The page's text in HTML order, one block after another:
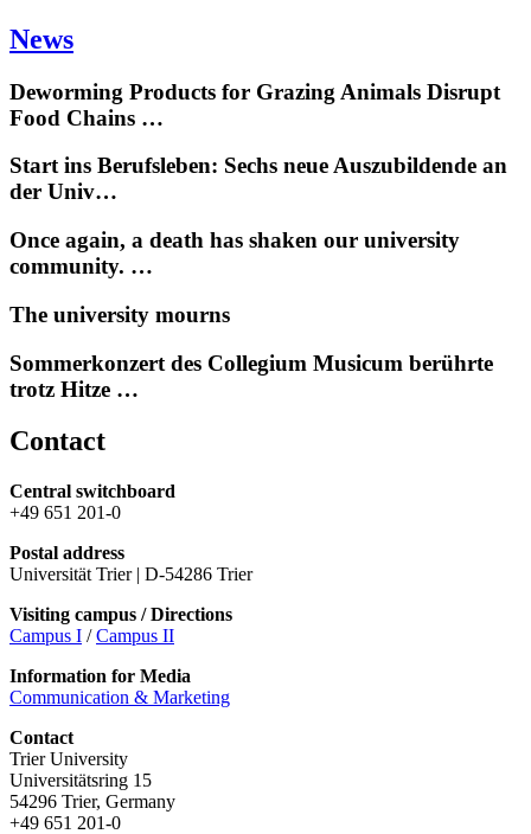
News
Deworming Products for Grazing Animals Disrupt
Food Chains …
Start ins Berufsleben: Sechs neue Auszubildende an
der Univ…
Once again, a death has shaken our university
community. …
The university mourns
Sommerkonzert des Collegium Musicum berührte
trotz Hitze …
Contact
Central switchboard
+49 651 201-0
Postal address
Universität Trier | D-54286 Trier
Visiting campus / Directions
Campus I /Campus II
Information for Media
Communication & Marketing
Contact
Trier University
Universitätsring 15
54296 Trier, Germany
+49 651 201-0